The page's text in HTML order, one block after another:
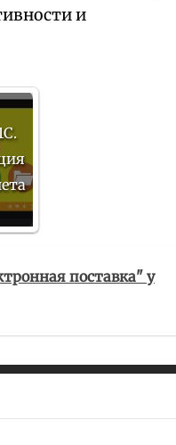
и
поставка" у